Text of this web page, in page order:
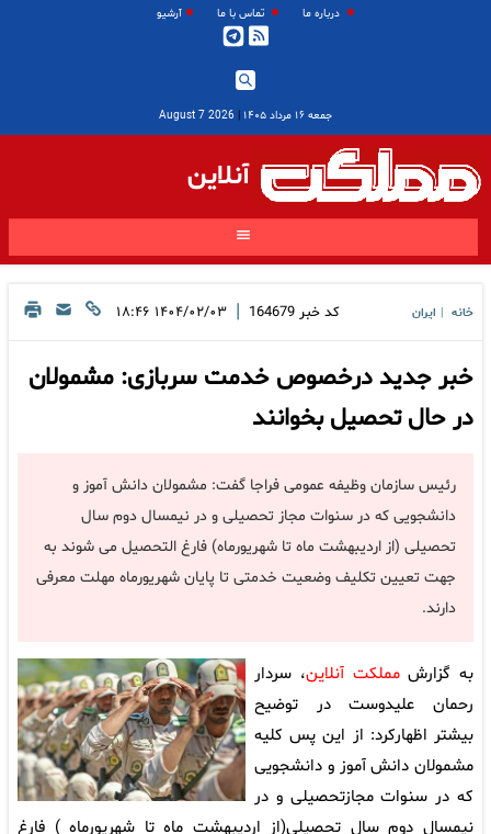
درباره ما تماس با ما آرشیو
جمعه ۱۶ مرداد ۱۴۰۵ |
2026 August 7
آنلاین
خانه ایران کد خبر 164679
| ۱۴۰۴/۰۲/۰۳ ۱۸:۴۶
خبر جدید درخصوص خدمت سربازی: مشمولان
در حال تحصیل بخوانند
رئیس سازمان وظیفه عمومی فراجا گفت: مشمولان دانش آموز و
دانشجویی که در سنوات مجاز تحصیلی و در نیمسال دوم سال
تحصیلی (از اردیبهشت ماه تا شهریورماه) فارغ التحصیل می شوند به
جهت تعیین تکلیف وضعیت خدمتی تا پایان شهریورماه مهلت معرفی
دارند.
به گزارشمملکت آنلاین، سردار
رحمان علیدوست در توضیح
بیشتر اظهارکرد: از این پس کلیه
مشمولان دانش آموز و دانشجویی
که در سنوات مجازتحصیلی و در
نیمسال دوم سال تحصیلی(از اردیبهشت ماه تا شهریورماه ) فارغ